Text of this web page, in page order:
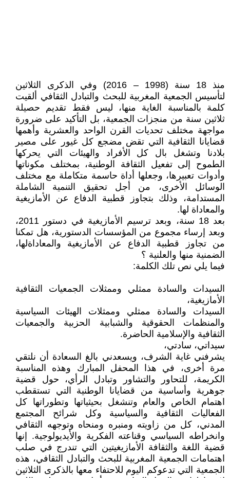
منذ 18 سنة (1998 – 2016) وفي الذكرى الثلاثين
لتأسيس الجمعية المغربية للبحث والتبادل الثقافي ألقيت
كلمة بالمناسبة الغاية منها، ليس فقط تقديم حصيلة
ثلاثين سنة من منجزات الجمعية، بل التأكيد على ضرورة
مواجهة مختلف تحديات القرن الواحد والعشرية وأهمها
قضايانا الثقافية التي تقض مضجع كل غيور على مصير
بلادنا وتشغل بال كل الأفراد والهيئات التي يحركها
الطموح إلى تفعيل الثقافة الوطنية، بمختلف مكوناتها
وأدوات تعبيرها، وجعلها أداة حاسمة متكاملة مع مختلف
الوسائل الأخرى، من أجل تحقيق التنمية الشاملة
المستدامة، وذلك بتجاوز قطبية الدفاع عن الأمازيغية
والمعاداة لها.
بعد 18 سنة، وبعد ترسيم الأمازيغية في دستور 2011،
وبعد إرساء مجموع من المؤسسات الدستورية، هل تمكنا
من تجاوز قطبية الدفاع عن الأمازيغية والمعاداةلها،
الضمنية منها والعلنية ؟
فيما يلي نص تلك الكلمة:
السيدات والسادة ممثلي وممثلات الجمعيات الثقافية
الأمازيغية،
السيدات والسادة ممثلي وممثلات الهيئات السياسية
والمنظمات الحقوقية والشبابية الحزبية والجمعيات
الثقافية والإسلامية الحاضرة.
سيداتي، سادتي،
يشرفني غاية الشرف، ويسعدني بالغ السعادة أن نلتقي
مرة أخرى، في هذا المحفل المبارك وهذه المناسبة
الكريمة، للتحاور والتشاور وتبادل الرأي، حول قضية
جوهرية وأساسية من قضايانا الوطنية التي تستقطب
اهتمام الخاص والعام وتنشغل بحيثياتها وتطوراتها كل
الفعاليات الثقافية والسياسية وكل شرائح المجتمع
المدني، كل من زاويته ومنبره ومنحاه وتوجهه الثقافي
وانخراطه السياسي وقناعته الفكرية والأيديولوجية. إنها
قضية اللغة والثقافة الأمازيغيتين التي تندرج في صلب
اهتمامات الجمعية المغربية للبحث والتبادل الثقافي، هذه
الجمعية التي تدعوكم اليوم للاحتفاء معها بالذكرى الثلاثين